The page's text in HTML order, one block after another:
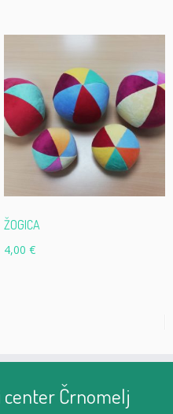
ŽOGICA
4,00 €
Črnomelj